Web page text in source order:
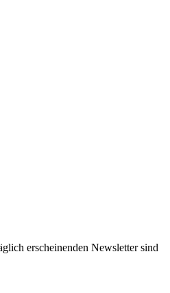
erscheinenden Newsletter sind